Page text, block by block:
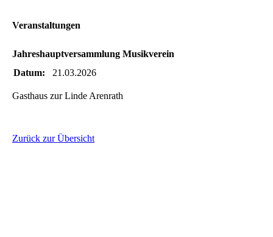
Veranstaltungen
Jahreshauptversammlung Musikverein
Datum:
21.03.2026
Gasthaus zur Linde Arenrath
Zurück zur Übersicht